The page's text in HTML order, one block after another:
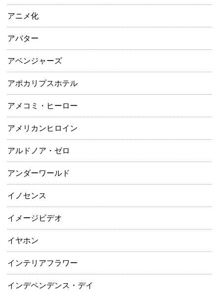
アニメ化
アバター
アベンジャーズ
アポカリプスホテル
アメコミ・ヒーロー
アメリカンヒロイン
アルドノア・ゼロ
アンダーワールド
イノセンス
イメージビデオ
イヤホン
インテリアフラワー
インデペンデンス・デイ